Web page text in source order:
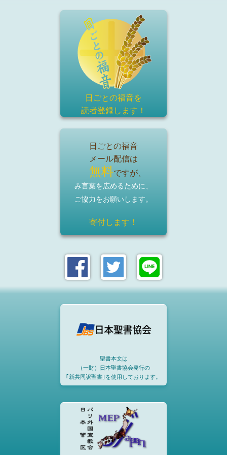
日ごとの福音を
読者登録します！
日ごとの福音
メール配信は
無料ですが、
み言葉を広めるために、
ご協力をお願いします。
寄付します！
聖書本文は
（一財）日本聖書協会発行の
｢新共同訳聖書｣を使用しております。